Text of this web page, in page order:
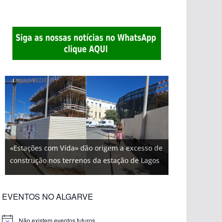
«Estações com Vida» dão origem a excesso de
construção nos terrenos da estação de Lagos
EVENTOS NO ALGARVE
Não existem eventos futuros.